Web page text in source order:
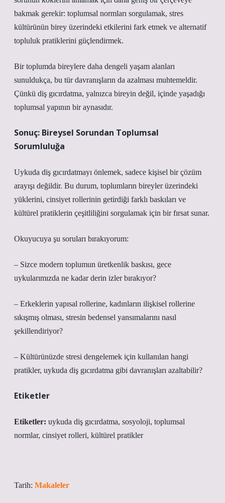
bakmak gerekir: toplumsal normları sorgulamak, stres
kültürünün birey üzerindeki etkilerini fark etmek ve alternatif
topluluk pratiklerini güçlendirmek.
Bir toplumda bireylere daha dengeli yaşam alanları
sunuldukça, bu tür davranışların da azalması muhtemeldir.
Çünkü diş gıcırdatma, yalnızca bireyin değil, içinde yaşadığı
toplumsal yapının bir aynasıdır.
Sonuç: Bireysel Sorundan Toplumsal
Sorumluluğa
Uykuda diş gıcırdatmayı önlemek, sadece kişisel bir çözüm
arayışı değildir. Bu durum, toplumların bireyler üzerindeki
yüklerini, cinsiyet rollerinin getirdiği farklı baskıları ve
kültürel pratiklerin çeşitliliğini sorgulamak için bir fırsat sunar.
Okuyucuya şu soruları bırakıyorum:
– Sizce modern toplumun üretkenlik baskısı, gece
uykularımızda ne kadar derin izler bırakıyor?
– Erkeklerin yapısal rollerine, kadınların ilişkisel rollerine
sıkışmış olması, stresin bedensel yansımalarını nasıl
şekillendiriyor?
– Kültürünüzde stresi dengelemek için kullanılan hangi
pratikler, uykuda diş gıcırdatma gibi davranışları azaltabilir?
Etiketler
Etiketler: uykuda diş gıcırdatma, sosyoloji, toplumsal
normlar, cinsiyet rolleri, kültürel pratikler
Tarih: Makaleler